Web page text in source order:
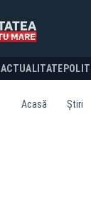
ACTUALITATE
Acasă Știri